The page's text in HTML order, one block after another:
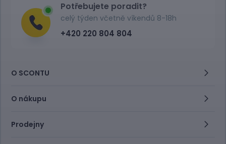
Potřebujete poradit?
celý týden včetně víkendů 8-18h
+420 220 804 804
O SCONTU
O nákupu
Prodejny